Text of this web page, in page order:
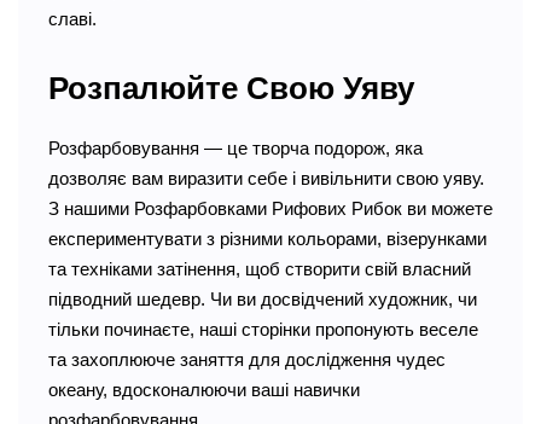
славі.
Розпалюйте Свою Уяву
Розфарбовування — це творча подорож, яка
дозволяє вам виразити себе і вивільнити свою уяву.
З нашими Розфарбовками Рифових Рибок ви можете
експериментувати з різними кольорами, візерунками
та техніками затінення, щоб створити свій власний
підводний шедевр. Чи ви досвідчений художник, чи
тільки починаєте, наші сторінки пропонують веселе
та захоплююче заняття для дослідження чудес
океану, вдосконалюючи ваші навички
розфарбовування.